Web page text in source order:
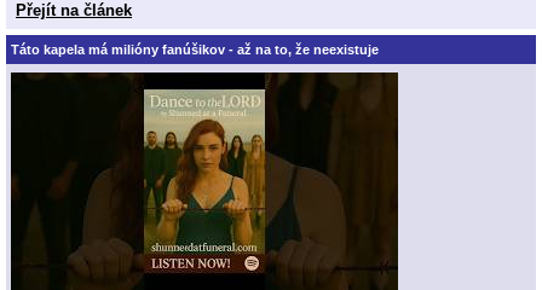
Přejít na článek
Táto kapela má milióny fanúšikov - až na to, že neexistuje